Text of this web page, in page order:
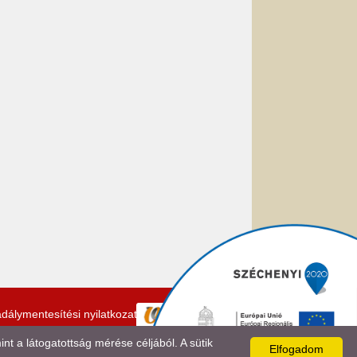
nyilatkozat
Elfogadom
a látogatottság mérése céljából. A sütik